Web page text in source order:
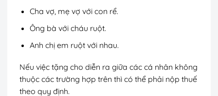
Cha vợ, mẹ vợ với con rể.
Ông bà với cháu ruột.
Anh chị em ruột với nhau.
Nếu việc tặng cho diễn ra giữa các cá nhân không
thuộc các trường hợp trên thì có thể phải nộp thuế
theo quy định.